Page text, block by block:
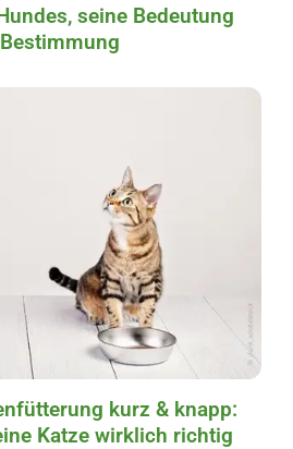
seine Bedeutung
kurz & knapp:
Katze wirklich richtig